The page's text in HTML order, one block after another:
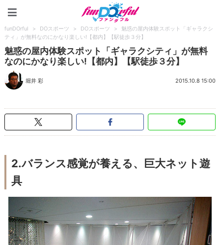
funDOrful > DOスポーツ > DOスポーツ >
魅惑の屋内体験スポット「ギャラクシ
ティ」が無料なのにかなり楽しい!【都内】【駅徒歩３分】
魅惑の屋内体験スポット「ギャラクシティ」が無料
なのにかなり楽しい!【都内】【駅徒歩３分】
堀井 彩 2015.10.8 15:00
2.バランス感覚が養える、巨大ネット遊
具